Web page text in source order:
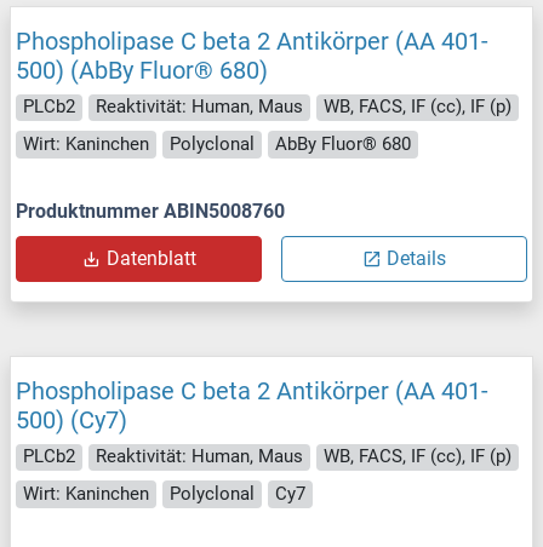
Phospholipase C beta 2 Antikörper (AA 401-
500) (AbBy Fluor® 680)
PLCb2 Reaktivität: Human, Maus
WB, FACS, IF (cc), IF (p)
Wirt: Kaninchen
Polyclonal AbBy Fluor® 680
Produktnummer ABIN5008760
Datenblatt Details
Phospholipase C beta 2 Antikörper (AA 401-
500) (Cy7)
PLCb2 Reaktivität: Human, Maus
WB, FACS, IF (cc), IF (p)
Wirt: Kaninchen
Polyclonal Cy7